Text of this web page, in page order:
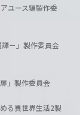
ユース編製作委
－」製作委員会
」製作委員会
る異世界生活2製